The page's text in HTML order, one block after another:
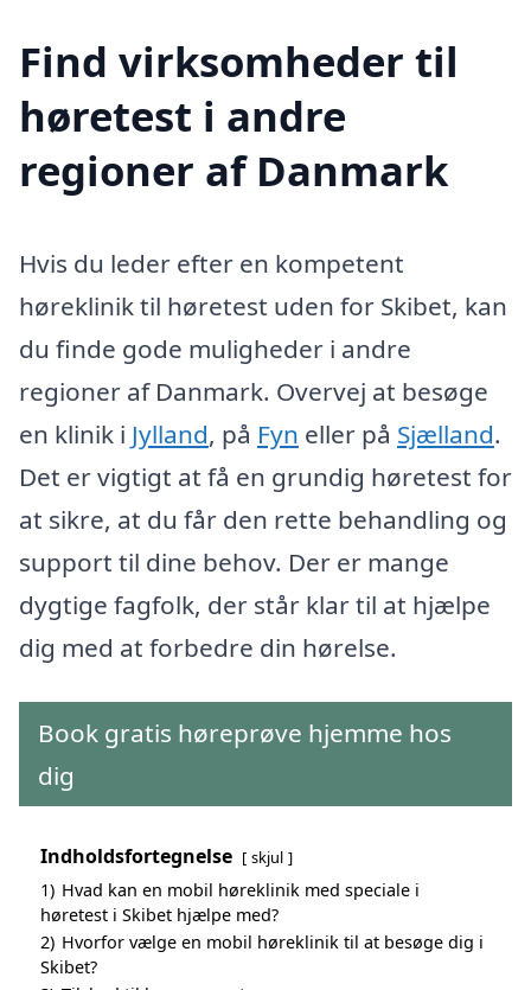
Find virksomheder til
høretest i andre
regioner af Danmark
Hvis du leder efter en kompetent
høreklinik til høretest uden for Skibet, kan
du finde gode muligheder i andre
regioner af Danmark. Overvej at besøge
en klinik i Jylland, på Fyn eller på Sjælland.
Det er vigtigt at få en grundig høretest for
at sikre, at du får den rette behandling og
support til dine behov. Der er mange
dygtige fagfolk, der står klar til at hjælpe
dig med at forbedre din hørelse.
Book gratis høreprøve hjemme hos
dig
Indholdsfortegnelse skjul
1) Hvad kan en mobil høreklinik med speciale i
høretest i Skibet hjælpe med?
2) Hvorfor vælge en mobil høreklinik til at besøge dig i
Skibet?